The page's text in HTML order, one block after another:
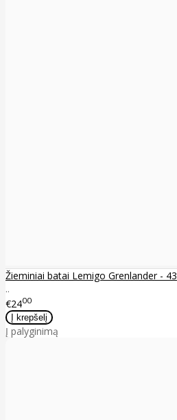
Žieminiai batai Lemigo Grenlander - 43
..
€2400
Į palyginimą